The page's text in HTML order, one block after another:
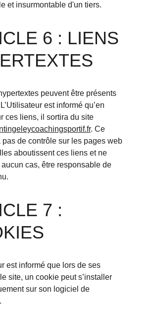
et insurmontable d'un tiers.
6 : LIENS
peuvent être présents
est informé qu’en
ces liens, il sortira du site
. Ce
pas de contrôle sur les pages web
aboutissent ces liens et ne
cas, être responsable de
7 :
est informé que lors de ses
site, un cookie peut s’installer
sur son logiciel de